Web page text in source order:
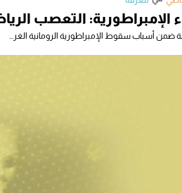
الإمبراطورية: التعصب
ضمن أسباب سقوط الإمبراطورية الرومانية الغر...